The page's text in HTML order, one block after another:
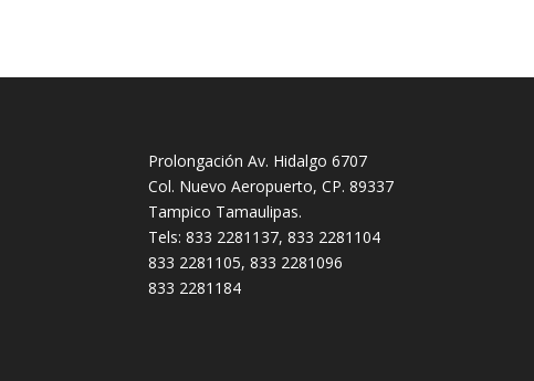
Prolongación Av. Hidalgo 6707
Col. Nuevo Aeropuerto, CP. 89337
Tampico Tamaulipas.
Tels: 833 2281137, 833 2281104
833 2281105, 833 2281096
833 2281184